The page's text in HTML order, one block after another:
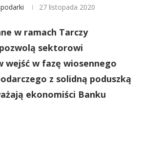
27 listopada 2020
w ramach Tarczy
sektorowi
wejść w fazę wiosennego
z solidną poduszką
ekonomiści Banku